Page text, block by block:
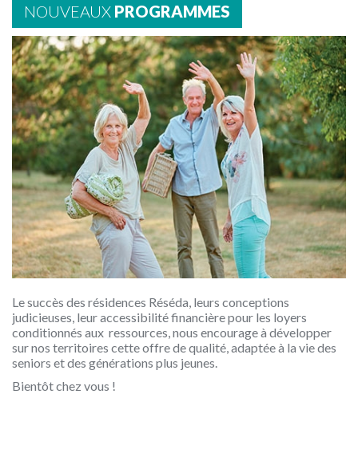
NOUVEAUX PROGRAMMES
Le succès des résidences Réséda, leurs conceptions
judicieuses, leur accessibilité financière pour les loyers
conditionnés aux ressources, nous encourage à développer
sur nos territoires cette offre de qualité, adaptée à la vie des
seniors et des générations plus jeunes.
Bientôt chez vous !